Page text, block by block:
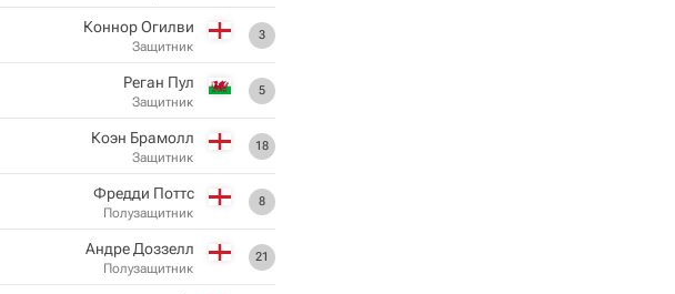
3
Коннор Огилви
Защитник
5
Реган Пул
Защитник
18
Коэн Брамолл
Защитник
8
Фредди Поттс
Полузащитник
21
Андре Доззелл
Полузащитник